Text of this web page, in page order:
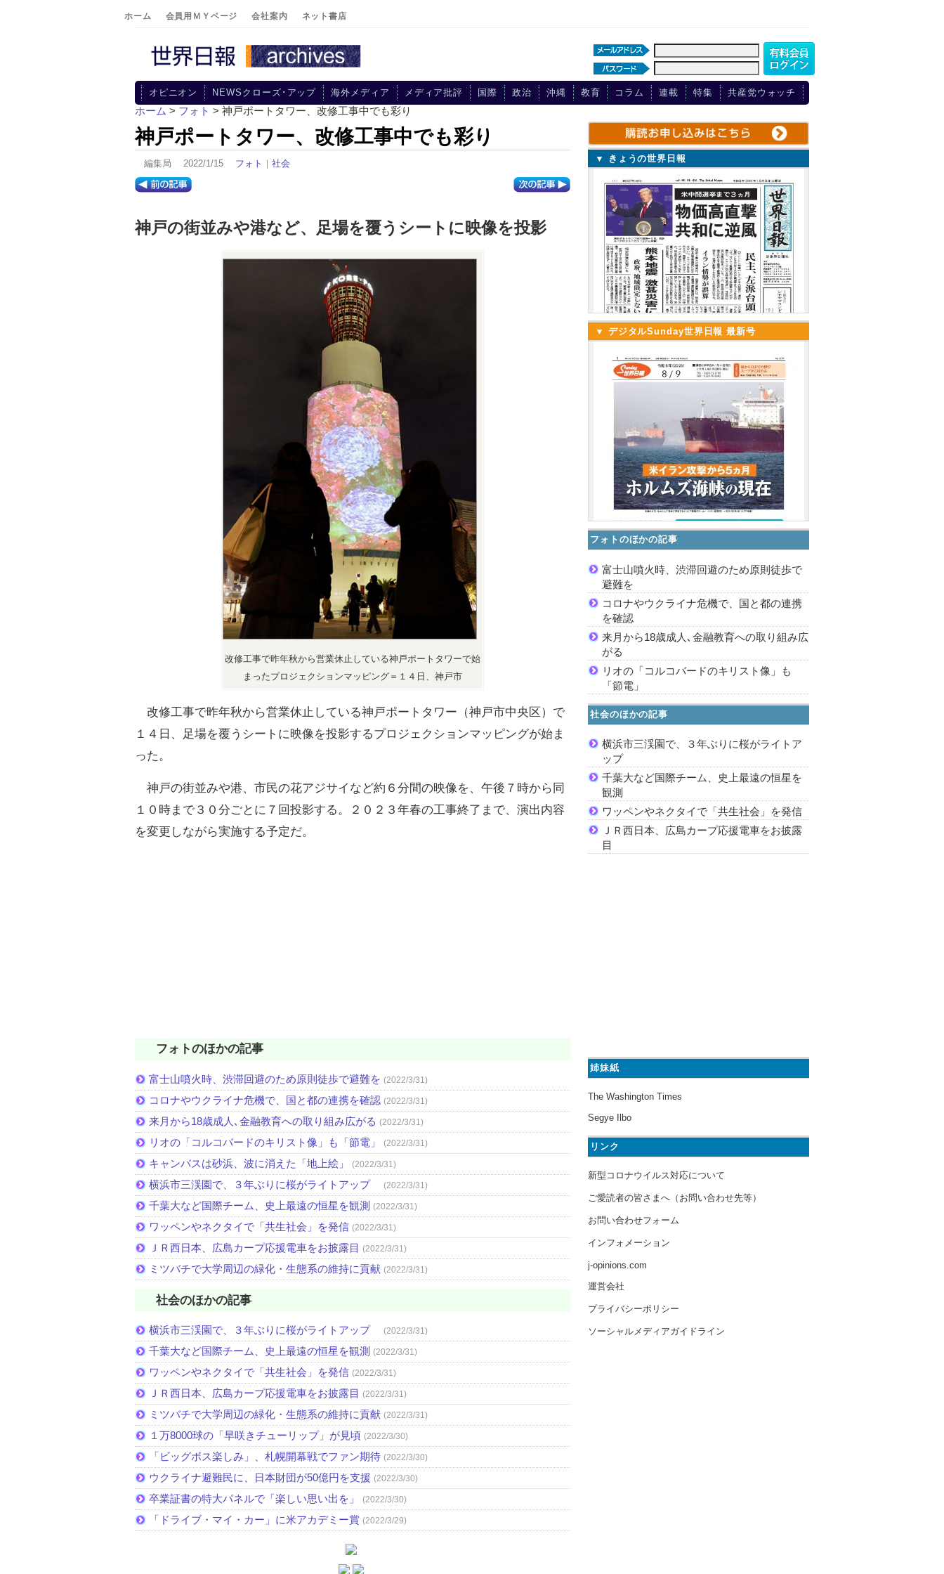
ホーム 会員用ＭＹページ 会社案内 ネット書店
オピニオン NEWSクローズ･アップ 海外メディア メディア批評 国際 政治 沖縄 教育 コラム 連載 特集 共産党ウォッチ
ホーム > フォト > 神戸ポートタワー、改修工事中でも彩り
神戸ポートタワー、改修工事中でも彩り
編集局 2022/1/15 フォト ｜ 社会
神戸の街並みや港など、足場を覆うシートに映像を投影
改修工事で昨年秋から営業休止している神戸ポートタワーで始
まったプロジェクションマッピング＝１４日、神戸市
改修工事で昨年秋から営業休止している神戸ポートタワー（神戸市中央区）で
１４日、足場を覆うシートに映像を投影するプロジェクションマッピングが始ま
った。
神戸の街並みや港、市民の花アジサイなど約６分間の映像を、午後７時から同
１０時まで３０分ごとに７回投影する。２０２３年春の工事終了まで、演出内容
を変更しながら実施する予定だ。
フォトのほかの記事
富士山噴火時、渋滞回避のため原則徒歩で避難を (2022/3/31)
コロナやウクライナ危機で、国と都の連携を確認 (2022/3/31)
来月から18歳成人､金融教育への取り組み広がる (2022/3/31)
リオの「コルコバードのキリスト像」も「節電」 (2022/3/31)
キャンバスは砂浜、波に消えた「地上絵」 (2022/3/31)
横浜市三渓園で、３年ぶりに桜がライトアップ (2022/3/31)
千葉大など国際チーム、史上最遠の恒星を観測 (2022/3/31)
ワッペンやネクタイで「共生社会」を発信 (2022/3/31)
ＪＲ西日本、広島カープ応援電車をお披露目 (2022/3/31)
ミツバチで大学周辺の緑化・生態系の維持に貢献 (2022/3/31)
社会のほかの記事
横浜市三渓園で、３年ぶりに桜がライトアップ (2022/3/31)
千葉大など国際チーム、史上最遠の恒星を観測 (2022/3/31)
ワッペンやネクタイで「共生社会」を発信 (2022/3/31)
ＪＲ西日本、広島カープ応援電車をお披露目 (2022/3/31)
ミツバチで大学周辺の緑化・生態系の維持に貢献 (2022/3/31)
１万8000球の「早咲きチューリップ」が見頃 (2022/3/30)
「ビッグボス楽しみ」、札幌開幕戦でファン期待 (2022/3/30)
ウクライナ避難民に、日本財団が50億円を支援 (2022/3/30)
卒業証書の特大パネルで「楽しい思い出を」 (2022/3/30)
「ドライブ・マイ・カー」に米アカデミー賞 (2022/3/29)
▼ きょうの世界日報
▼ デジタルSunday世界日報 最新号
フォトのほかの記事
富士山噴火時、渋滞回避のため原則徒歩で
避難を
コロナやウクライナ危機で、国と都の連携
を確認
来月から18歳成人､金融教育への取り組み広
がる
リオの「コルコバードのキリスト像」も
「節電」
社会のほかの記事
横浜市三渓園で、３年ぶりに桜がライトア
ップ
千葉大など国際チーム、史上最遠の恒星を
観測
ワッペンやネクタイで「共生社会」を発信
ＪＲ西日本、広島カープ応援電車をお披露
目
姉妹紙
The Washington Times
Segye Ilbo
リンク
新型コロナウイルス対応について
ご愛読者の皆さまへ（お問い合わせ先等）
お問い合わせフォーム
インフォメーション
j-opinions.com
運営会社
プライバシーポリシー
ソーシャルメディアガイドライン